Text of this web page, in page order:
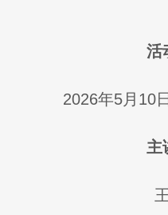
活
2026年5月10
主